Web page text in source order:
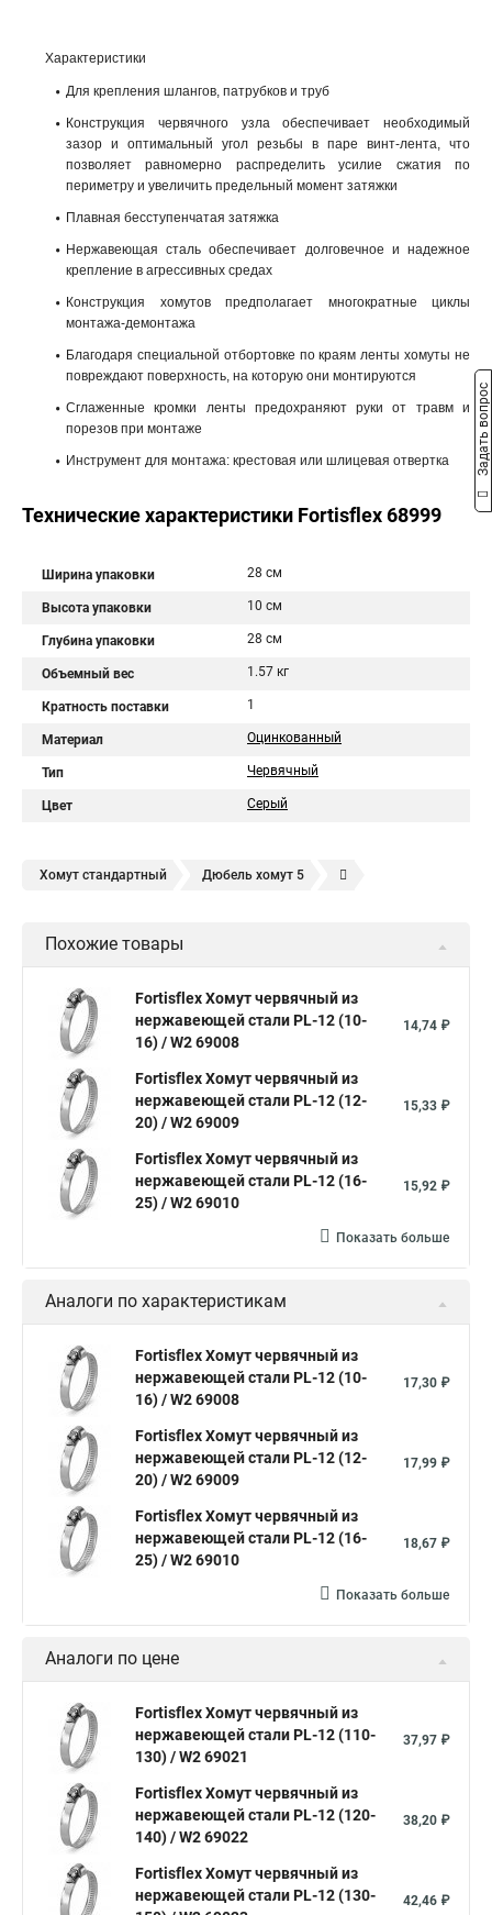
Характеристики
Для крепления шлангов, патрубков и труб
Конструкция червячного узла обеспечивает необходимый
зазор и оптимальный угол резьбы в паре винт-лента, что
позволяет равномерно распределить усилие сжатия по
периметру и увеличить предельный момент затяжки
Плавная бесступенчатая затяжка
Нержавеющая сталь обеспечивает долговечное и надежное
крепление в агрессивных средах
Конструкция хомутов предполагает многократные циклы
монтажа-демонтажа
Благодаря специальной отбортовке по краям ленты хомуты не
повреждают поверхность, на которую они монтируются
Сглаженные кромки ленты предохраняют руки от травм и
порезов при монтаже
Инструмент для монтажа: крестовая или шлицевая отвертка
Технические характеристики Fortisflex 68999
Ширина упаковки 28 см
Высота упаковки 10 см
Глубина упаковки 28 см
Объемный вес 1.57 кг
Кратность поставки 1
Материал Оцинкованный
Тип Червячный
Цвет Серый
Хомут стандартный Дюбель хомут 5
Дюбель хомут для крепления Хомут для прокладки трубы
Хомут усиливающий Хомут 32 Хомут 2 Хомут 40
Хомут червячный
Хомут червячный мм
Хомуты для крепления трубопроводов
Хомут 2 мм Хомут 24137 80 Хомут 120
Хомут 6 мм
Хомут 24
Номера хомутов Хомут обжимной для труб
Хомут нейлоновый белый Хомут трубный 2 Хомут 500
Хомут червячный norma
Окпд 2 хомуты Хомут на 3д забор
Хомут нержавеющая сталь купить
Хомуты металлические для кабеля крепления
Хомут 20 цена
Хомуты на кислородные шланги
Хомут на нагрузку Хомуты металлические для шрус
Купить нейлоновые стяжки хомуты
Хомут крепление к стене
Стяжки или хомуты Хомуты скоба для труб
Хомуты на трубу цена
Хомут крепления сантехнических труб
Похожие товары
Fortisflex Хомут червячный из
нержавеющей стали PL-12 (10-
16) / W2 69008
14,74 ₽
Fortisflex Хомут червячный из
нержавеющей стали PL-12 (12-
20) / W2 69009
15,33 ₽
Fortisflex Хомут червячный из
нержавеющей стали PL-12 (16-
25) / W2 69010
15,92 ₽
Показать больше
Аналоги по характеристикам
Fortisflex Хомут червячный из
нержавеющей стали PL-12 (10-
16) / W2 69008
17,30 ₽
Fortisflex Хомут червячный из
нержавеющей стали PL-12 (12-
20) / W2 69009
17,99 ₽
Fortisflex Хомут червячный из
нержавеющей стали PL-12 (16-
25) / W2 69010
18,67 ₽
Показать больше
Аналоги по цене
Fortisflex Хомут червячный из
нержавеющей стали PL-12 (110-
130) / W2 69021
37,97 ₽
Fortisflex Хомут червячный из
нержавеющей стали PL-12 (120-
140) / W2 69022
38,20 ₽
Fortisflex Хомут червячный из
нержавеющей стали PL-12 (130-
42,46 ₽
Задать вопрос